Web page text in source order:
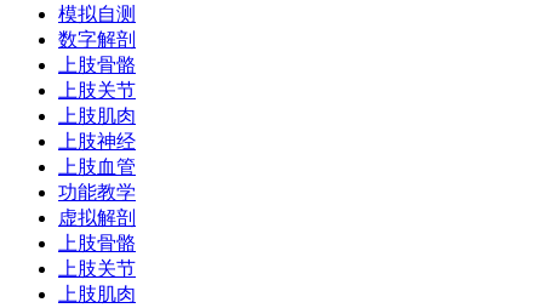
模拟自测
数字解剖
上肢骨骼
上肢关节
上肢肌肉
上肢神经
上肢血管
功能教学
虚拟解剖
上肢骨骼
上肢关节
上肢肌肉